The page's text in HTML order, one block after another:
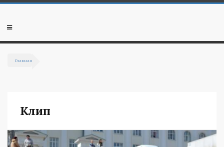
Перейти к основному содержанию
Мобильное
Главная
Клип